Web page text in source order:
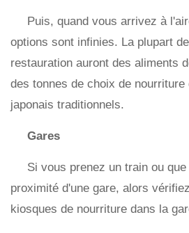
Puis, quand vous arrivez à
options sont infinies. La plupart
restauration auront des aliments
des tonnes de choix de
japonais traditionnels.
Gares
Si vous prenez un train ou
proximité d'une gare, alors
kiosques de nourriture dans la